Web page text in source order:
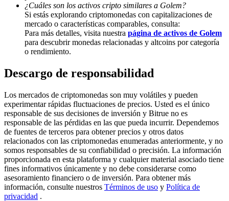
Exclusive for BitMart Users
Register & Trade to Win 500,000 USDT
Precious Metals Trading Carnival
USDT New User Exclusive 10% APR
USDT Flexible Staking | Daily Rewards
New Listing Futures Fest
¿Cuáles son los activos cripto similares a Golem?
Si estás explorando criptomonedas con capitalizaciones de
mercado o características comparables, consulta:
Para más detalles, visita nuestra página de activos de Golem
para descubrir monedas relacionadas y altcoins por categoría
o rendimiento.
Descargo de responsabilidad
Los mercados de criptomonedas son muy volátiles y pueden
experimentar rápidas fluctuaciones de precios. Usted es el único
responsable de sus decisiones de inversión y Bitrue no es
responsable de las pérdidas en las que pueda incurrir. Dependemos
de fuentes de terceros para obtener precios y otros datos
relacionados con las criptomonedas enumeradas anteriormente, y no
somos responsables de su confiabilidad o precisión. La información
proporcionada en esta plataforma y cualquier material asociado tiene
fines informativos únicamente y no debe considerarse como
asesoramiento financiero o de inversión. Para obtener más
información, consulte nuestros Términos de uso y Política de
privacidad .